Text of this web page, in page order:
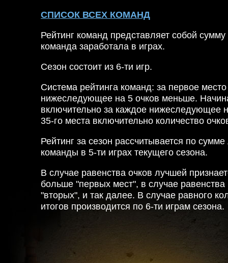
СПИСОК ВСЕХ КОМАНД
Рейтинг команд представляет собой
команда заработала в играх.
Сезон состоит из 6-ти игр.
Система рейтинга команд: за первое
нижеследующее на 5 очков меньше.
включительно за каждое нижеследующее
35-го места включительно количество
Рейтинг за сезон рассчитывается по
команды в 5-ти играх текущего сезона.
В случае равенства очков лучшей
больше "первых мест", в случае равенства
"вторых", и так далее. В случае равного
итогов производится по 6-ти играм сезона.